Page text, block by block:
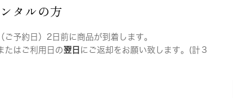
タルの方
ご予約日）2日前に商品が到着します。
たはご利用日の翌日 にご返却をお願い致します。(計３